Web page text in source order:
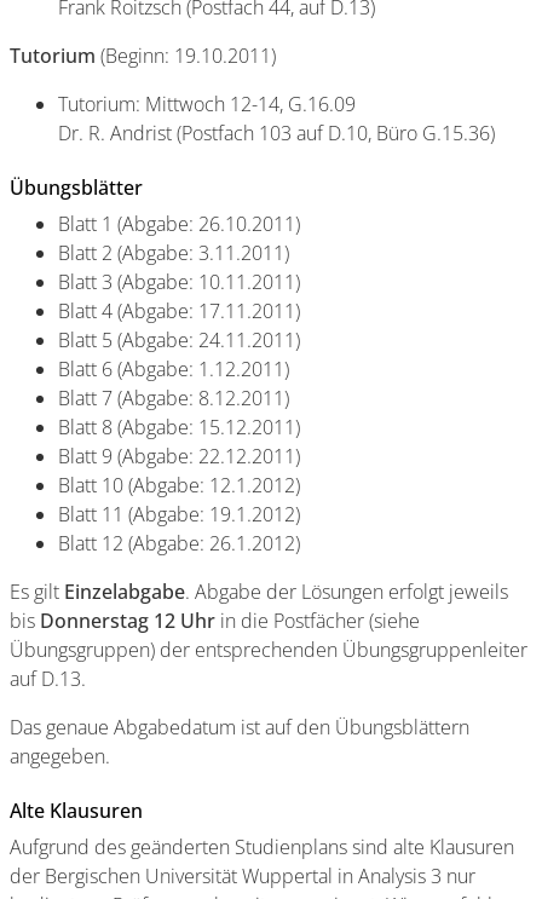
Frank Roitzsch (Postfach 44, auf D.13)
Tutorium (Beginn: 19.10.2011)
Tutorium: Mittwoch 12-14, G.16.09
Dr. R. Andrist (Postfach 103 auf D.10, Büro G.15.36)
Übungsblätter
Blatt 1 (Abgabe: 26.10.2011)
Blatt 2 (Abgabe: 3.11.2011)
Blatt 3 (Abgabe: 10.11.2011)
Blatt 4 (Abgabe: 17.11.2011)
Blatt 5 (Abgabe: 24.11.2011)
Blatt 6 (Abgabe: 1.12.2011)
Blatt 7 (Abgabe: 8.12.2011)
Blatt 8 (Abgabe: 15.12.2011)
Blatt 9 (Abgabe: 22.12.2011)
Blatt 10 (Abgabe: 12.1.2012)
Blatt 11 (Abgabe: 19.1.2012)
Blatt 12 (Abgabe: 26.1.2012)
Es gilt Einzelabgabe. Abgabe der Lösungen erfolgt jeweils
bis Donnerstag 12 Uhr in die Postfächer (siehe
Übungsgruppen) der entsprechenden Übungsgruppenleiter
auf D.13.
Das genaue Abgabedatum ist auf den Übungsblättern
angegeben.
Alte Klausuren
Aufgrund des geänderten Studienplans sind alte Klausuren
der Bergischen Universität Wuppertal in Analysis 3 nur